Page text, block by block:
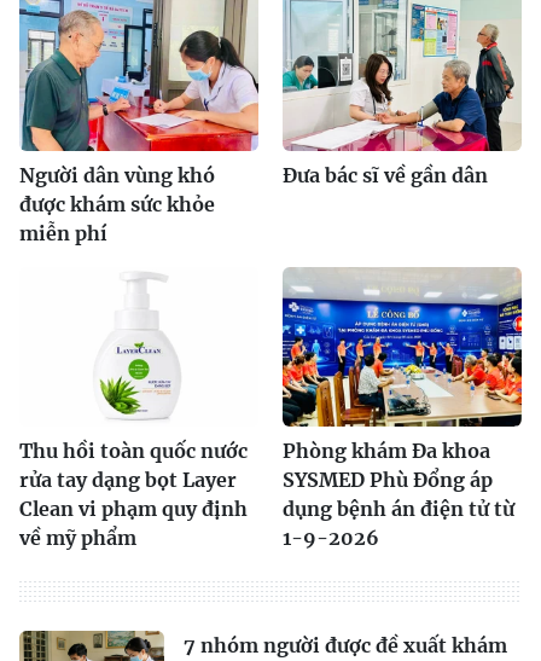
Người dân vùng khó
được khám sức khỏe
miễn phí
Đưa bác sĩ về gần dân
Thu hồi toàn quốc nước
rửa tay dạng bọt Layer
Clean vi phạm quy định
về mỹ phẩm
Phòng khám Đa khoa
SYSMED Phù Đổng áp
dụng bệnh án điện tử từ
1-9-2026
7 nhóm người được đề xuất khám